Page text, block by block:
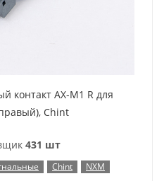
контакт AX-M1 R для
Chint
431 шт
Chint
NXM